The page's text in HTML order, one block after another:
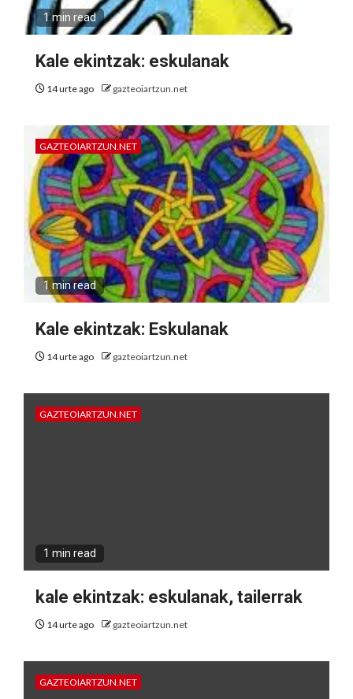
1 min read
Kale ekintzak: eskulanak
14 urte ago gazteoiartzun.net
GAZTEOIARTZUN.NET
1 min read
Kale ekintzak: Eskulanak
14 urte ago gazteoiartzun.net
GAZTEOIARTZUN.NET
1 min read
kale ekintzak: eskulanak, tailerrak
14 urte ago gazteoiartzun.net
GAZTEOIARTZUN.NET